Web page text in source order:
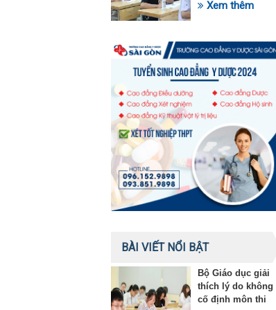
Xem thêm
BÀI VIẾT NỔI BẬT
Bộ Giáo dục giải
thích lý do không
cố định môn thi